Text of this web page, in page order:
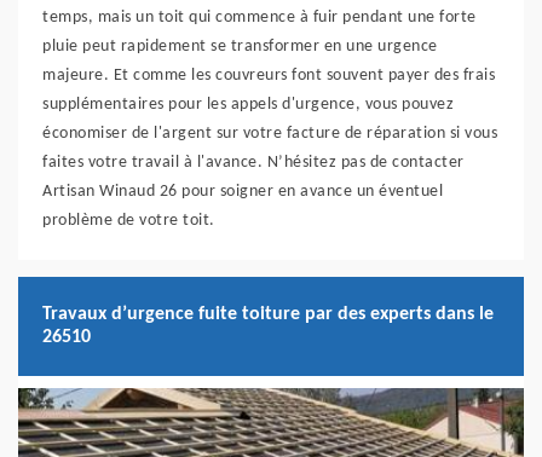
temps, mais un toit qui commence à fuir pendant une forte
pluie peut rapidement se transformer en une urgence
majeure. Et comme les couvreurs font souvent payer des frais
supplémentaires pour les appels d'urgence, vous pouvez
économiser de l'argent sur votre facture de réparation si vous
faites votre travail à l'avance. N’hésitez pas de contacter
Artisan Winaud 26 pour soigner en avance un éventuel
problème de votre toit.
Travaux d’urgence fuite toiture par des experts dans le
26510